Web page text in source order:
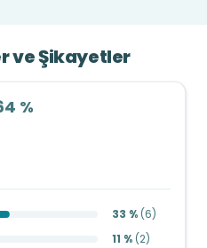
ve Şikayetler
%
33 % (6)
11 % (2)